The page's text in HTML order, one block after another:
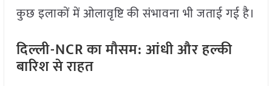
कुछ इलाकों में ओलावृष्टि की संभावना भी जताई गई है।
दिल्ली-NCR का मौसम: आंधी और हल्की
बारिश से राहत